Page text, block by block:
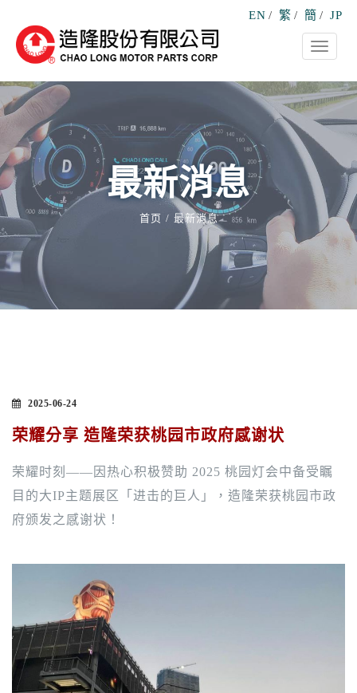
EN / 繁 / 簡 / JP
Toggle
最新消息
首页 最新消息
2025-06-24
荣耀分享 造隆荣获桃园市政府感谢状
荣耀时刻——因热心积极赞助 2025 桃园灯会中备受瞩
目的大IP主题展区「进击的巨人」，造隆荣获桃园市政
府颁发之感谢状！